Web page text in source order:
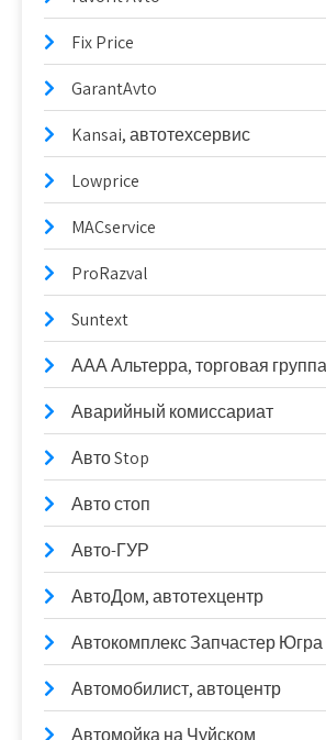
Fix Price
GarantAvto
Kansai, автотехсервис
Lowprice
MACservice
ProRazval
Suntext
ААА Альтерра, торговая группа
Аварийный комиссариат
Авто Stop
Авто стоп
Авто-ГУР
АвтоДом, автотехцентр
Автокомплекс Запчастер
Автомобилист, автоцентр
Автомойка на Чуйском